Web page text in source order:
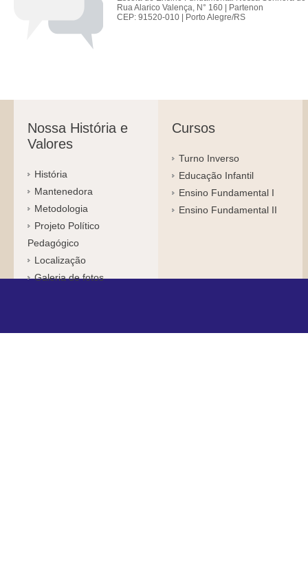
Rua Alarico Valença, N° 160 | Partenon
CEP: 91520-010 | Porto Alegre/RS
Nossa História e
Valores
História
Mantenedora
Metodologia
Projeto Político
Pedagógico
Localização
Galeria de fotos
Cursos
Turno Inverso
Educação Infantil
Ensino Fundamental I
Ensino Fundamental II